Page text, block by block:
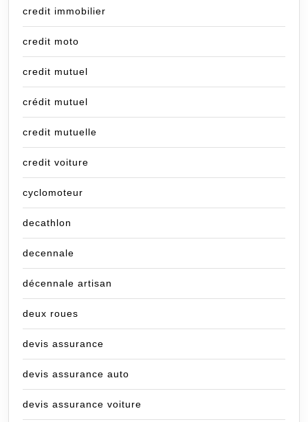
credit immobilier
credit moto
credit mutuel
crédit mutuel
credit mutuelle
credit voiture
cyclomoteur
decathlon
decennale
décennale artisan
deux roues
devis assurance
devis assurance auto
devis assurance voiture